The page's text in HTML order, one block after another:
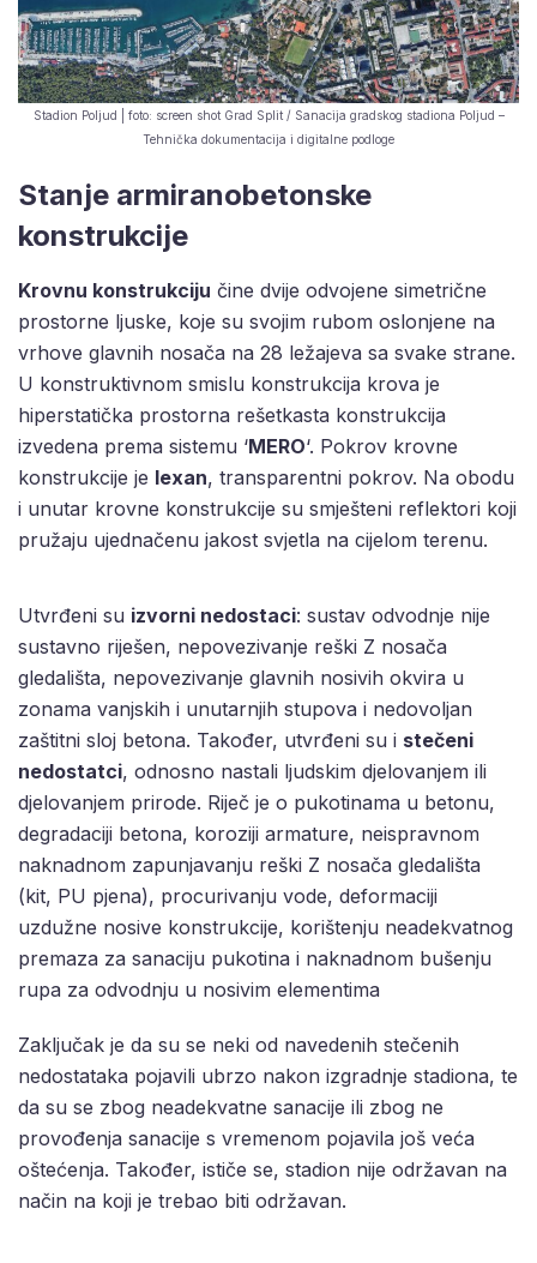
Stadion Poljud | foto: screen shot Grad Split / Sanacija gradskog stadiona Poljud –
Tehnička dokumentacija i digitalne podloge
Stanje armiranobetonske
konstrukcije
Krovnu konstrukciju čine dvije odvojene simetrične
prostorne ljuske, koje su svojim rubom oslonjene na
vrhove glavnih nosača na 28 ležajeva sa svake strane.
U konstruktivnom smislu konstrukcija krova je
hiperstatička prostorna rešetkasta konstrukcija
izvedena prema sistemu ‘MERO‘. Pokrov krovne
konstrukcije je lexan, transparentni pokrov. Na obodu
i unutar krovne konstrukcije su smješteni reflektori koji
pružaju ujednačenu jakost svjetla na cijelom terenu.
Utvrđeni su izvorni nedostaci: sustav odvodnje nije
sustavno riješen, nepovezivanje reški Z nosača
gledališta, nepovezivanje glavnih nosivih okvira u
zonama vanjskih i unutarnjih stupova i nedovoljan
zaštitni sloj betona. Također, utvrđeni su i stečeni
nedostatci, odnosno nastali ljudskim djelovanjem ili
djelovanjem prirode. Riječ je o pukotinama u betonu,
degradaciji betona, koroziji armature, neispravnom
naknadnom zapunjavanju reški Z nosača gledališta
(kit, PU pjena), procurivanju vode, deformaciji
uzdužne nosive konstrukcije, korištenju neadekvatnog
premaza za sanaciju pukotina i naknadnom bušenju
rupa za odvodnju u nosivim elementima
Zaključak je da su se neki od navedenih stečenih
nedostataka pojavili ubrzo nakon izgradnje stadiona, te
da su se zbog neadekvatne sanacije ili zbog ne
provođenja sanacije s vremenom pojavila još veća
oštećenja. Također, ističe se, stadion nije održavan na
način na koji je trebao biti održavan.